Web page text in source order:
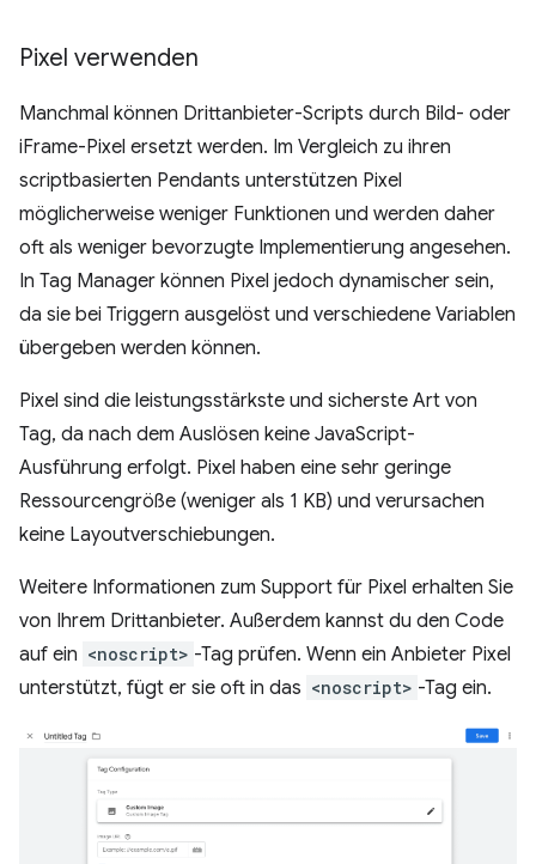
Pixel verwenden
Manchmal können Drittanbieter-Scripts durch Bild- oder
iFrame-Pixel ersetzt werden. Im Vergleich zu ihren
scriptbasierten Pendants unterstützen Pixel
möglicherweise weniger Funktionen und werden daher
oft als weniger bevorzugte Implementierung angesehen.
In Tag Manager können Pixel jedoch dynamischer sein,
da sie bei Triggern ausgelöst und verschiedene Variablen
übergeben werden können.
Pixel sind die leistungsstärkste und sicherste Art von
Tag, da nach dem Auslösen keine JavaScript-
Ausführung erfolgt. Pixel haben eine sehr geringe
Ressourcengröße (weniger als 1 KB) und verursachen
keine Layoutverschiebungen.
Weitere Informationen zum Support für Pixel erhalten Sie
von Ihrem Drittanbieter. Außerdem kannst du den Code
auf ein <noscript> -Tag prüfen. Wenn ein Anbieter Pixel
unterstützt, fügt er sie oft in das <noscript> -Tag ein.